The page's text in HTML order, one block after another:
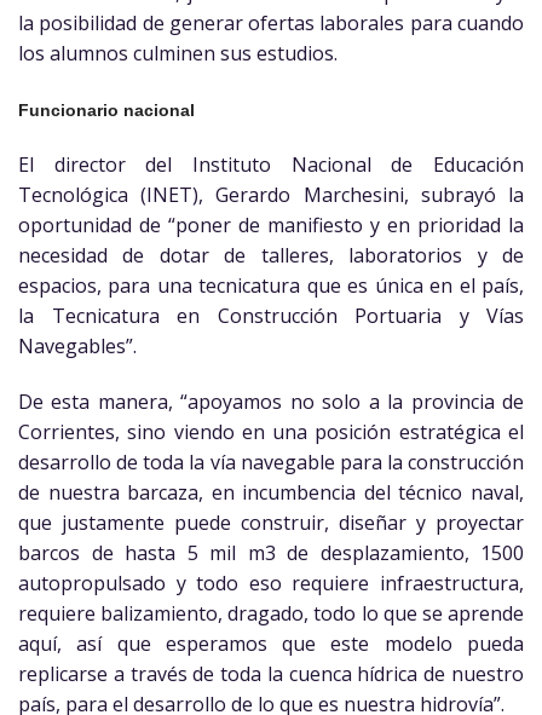
la posibilidad de generar ofertas laborales para cuando
los alumnos culminen sus estudios.
Funcionario nacional
El director del Instituto Nacional de Educación
Tecnológica (INET), Gerardo Marchesini, subrayó la
oportunidad de “poner de manifiesto y en prioridad la
necesidad de dotar de talleres, laboratorios y de
espacios, para una tecnicatura que es única en el país,
la Tecnicatura en Construcción Portuaria y Vías
Navegables”.
De esta manera, “apoyamos no solo a la provincia de
Corrientes, sino viendo en una posición estratégica el
desarrollo de toda la vía navegable para la construcción
de nuestra barcaza, en incumbencia del técnico naval,
que justamente puede construir, diseñar y proyectar
barcos de hasta 5 mil m3 de desplazamiento, 1500
autopropulsado y todo eso requiere infraestructura,
requiere balizamiento, dragado, todo lo que se aprende
aquí, así que esperamos que este modelo pueda
replicarse a través de toda la cuenca hídrica de nuestro
país, para el desarrollo de lo que es nuestra hidrovía”.